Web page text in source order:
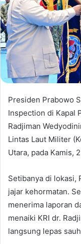
Presiden Prabowo
Inspection di Kapal
Radjiman
Lintas Laut Militer
Utara, pada Kamis,
Setibanya di lokasi,
jajar kehormatan.
menerima laporan
menaiki KRI dr.
langsung lepas